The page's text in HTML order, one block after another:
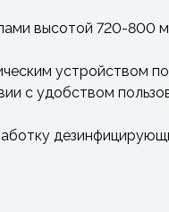
высотой 720-800
устройством
с удобством